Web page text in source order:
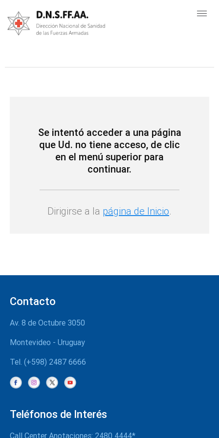
CONTÁCTENOS
Se intentó acceder a una página
que Ud. no tiene acceso, de clic
en el menú superior para
continuar.
Dirigirse a la página de Inicio.
Contacto
Av. 8 de Octubre 3050
Montevideo - Uruguay
Tel. (+598) 2487 6666
Teléfonos de Interés
Call Center Anotaciones: 2480 4444*